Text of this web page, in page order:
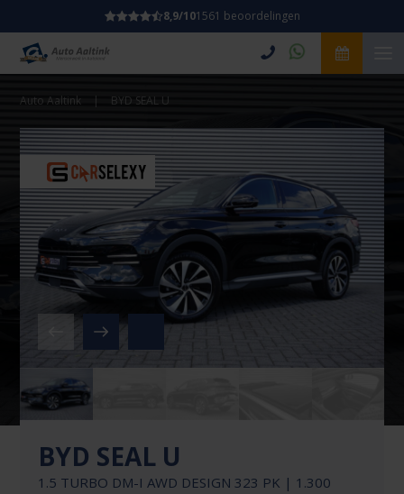
8,9/101561 beoordelingen
Auto Aaltink BYD SEAL U
BYD SEAL U
1.5 TURBO DM-I AWD DESIGN 323 PK | 1.300